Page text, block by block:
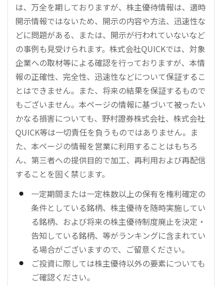
は、万全を期しておりますが、株主優待情報は、適時
開示情報ではないため、開示の内容や方法、迅速性な
どに問題がある、または、開示が行われていないなど
の事例も見受けられます。株式会社QUICKでは、対象
企業への取材等による確認を行っておりますが、本情
報の正確性、完全性、迅速性などについて保証するこ
とはできません。また、将来の結果を保証するもので
もございません。本ページの情報に基づいて被ったい
かなる損害についても、野村證券株式会社、株式会社
QUICK等は一切責任を負うものではありません。ま
た、本ページの情報を営業に利用することはもちろ
ん、第三者への提供目的で加工、再利用および再配信
することを固く禁じます。
一定期間または一定株数以上の保有を権利確定の
条件としている銘柄、株主優待を随時実施してい
る銘柄、および将来の株主優待制度廃止を決定・
告知している銘柄、等がランキングに含まれてい
る場合がございますので、ご留意ください。
ご投資に際しては株主優待以外の要素についても
ご確認ください。